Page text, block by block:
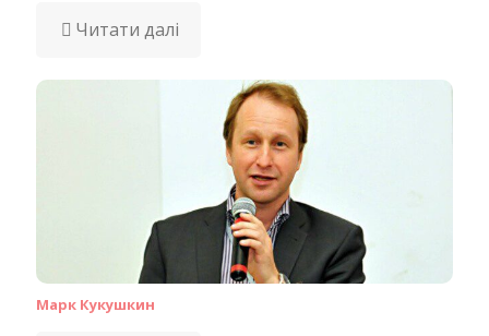
Читати далі
Марк Кукушкин